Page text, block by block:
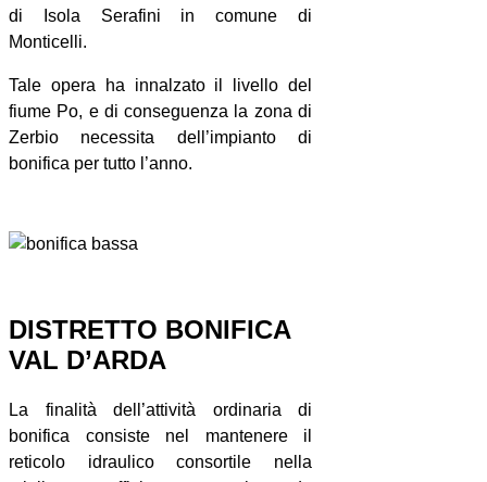
di Isola Serafini in comune di
Monticelli.
Tale opera ha innalzato il livello del
fiume Po, e di conseguenza la zona di
Zerbio necessita dell’impianto di
bonifica per tutto l’anno.
DISTRETTO BONIFICA
VAL D’ARDA
La finalità dell’attività ordinaria di
bonifica consiste nel mantenere il
reticolo idraulico consortile nella